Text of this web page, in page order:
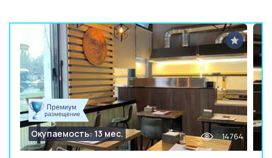
Окупаемость: 13 мес. 14764